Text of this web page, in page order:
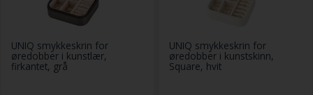
UNIQ smykkeskrin for
øredobber i kunstlær,
firkantet, grå
UNIQ smykkeskrin for
øredobber i kunstskinn,
Square, hvit